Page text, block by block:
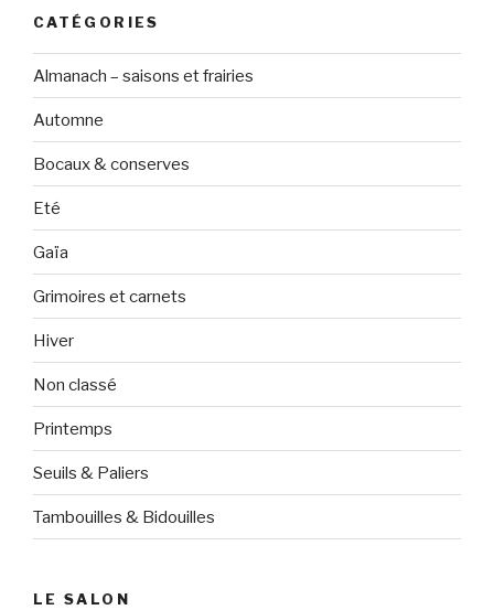
CATÉGORIES
Almanach – saisons et frairies
Automne
Bocaux & conserves
Eté
Gaïa
Grimoires et carnets
Hiver
Non classé
Printemps
Seuils & Paliers
Tambouilles & Bidouilles
LE SALON